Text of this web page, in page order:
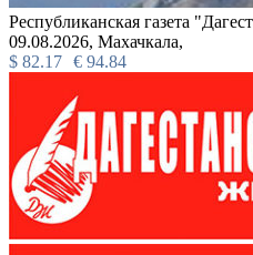
Республиканская газета
09.08.2026, Махачкала,
$ 82.17 € 94.84